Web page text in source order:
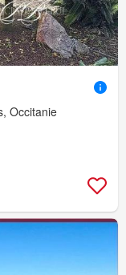
Occitanie